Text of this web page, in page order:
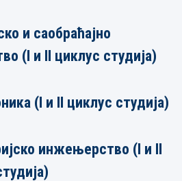
и саобраћајно
(I и II циклус студија)
(I и II циклус студија)
инжењерство (I и II